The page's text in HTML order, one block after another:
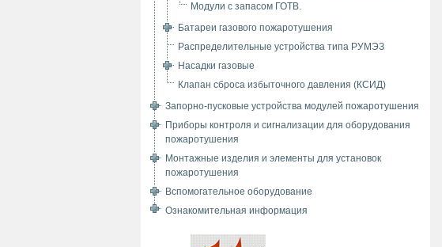
Модули с запасом ГОТВ.
Батареи газового пожаротушения
Распределительные устройства типа РУМЭЗ
Насадки газовые
Клапан сброса избыточного давления (КСИД)
Запорно-пусковые устройства модулей пожаротушения
Приборы контроля и сигнализации для оборудования
пожаротушения
Монтажные изделия и элементы для установок
пожаротушения
Вспомогательное оборудование
Ознакомительная информация